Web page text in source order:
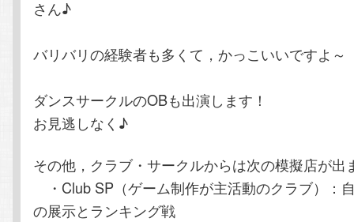
さん♪
バリバリの経験者も多くて，かっこいいですよ～
ダンスサークルのOBも出演します！
お見逃しなく♪
その他，クラブ・サークルからは次の模擬店が出
・Club SP（ゲーム制作が主活動のクラブ）：
の展示とランキング戦